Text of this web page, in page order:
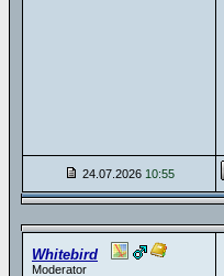
24.07.2026 10:55
Whitebird
Moderator